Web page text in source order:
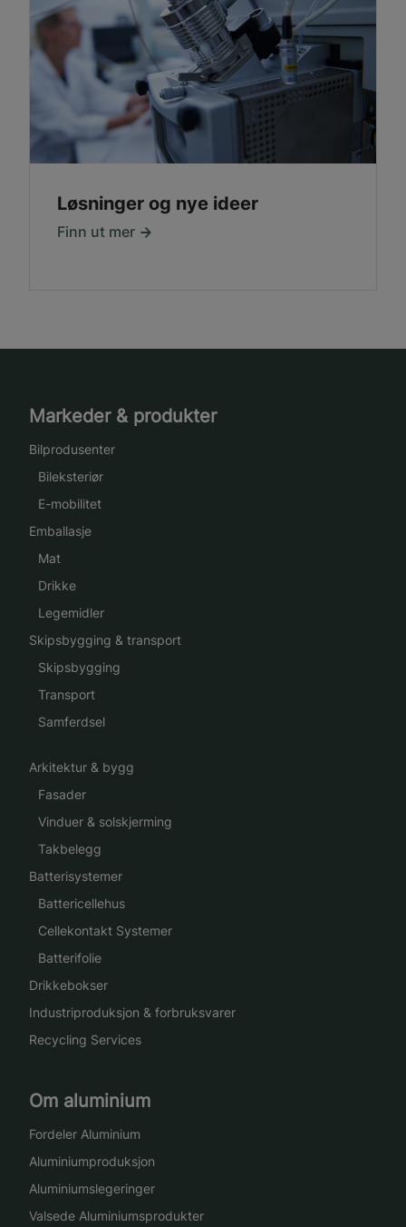
Løsninger og nye ideer
Finn ut mer
Markeder & produkter
Bilprodusenter
Bileksteriør
E-mobilitet
Emballasje
Mat
Drikke
Legemidler
Skipsbygging & transport
Skipsbygging
Transport
Samferdsel
Arkitektur & bygg
Fasader
Vinduer & solskjerming
Takbelegg
Batterisystemer
Battericellehus
Cellekontakt Systemer
Batterifolie
Drikkebokser
Industriproduksjon & forbruksvarer
Recycling Services
Om aluminium
Fordeler Aluminium
Aluminiumproduksjon
Aluminiumslegeringer
Valsede Aluminiumsprodukter